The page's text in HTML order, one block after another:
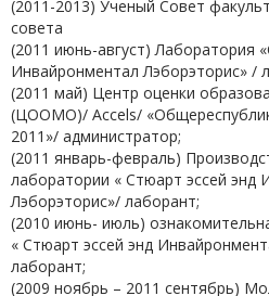
(2011-2013) Ученый Совет
совета
(2011 июнь-август) Лаборатория
Инвайронментал Лэборэторис» /
(2011 май) Центр оценки
(ЦООМО)/ Accels/
2011»/ администратор;
(2011 январь-февраль)
лаборатории « Стюарт эссей энд
Лэборэторис»/ лаборант;
(2010 июнь- июль)
« Стюарт эссей энд
лаборант;
(2009 ноябрь – 2011 сентябрь)